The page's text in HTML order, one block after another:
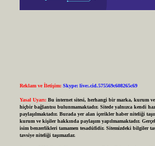
Reklam ve İletişim: Skype: live:.cid.575569c608265c69
Yasal Uyarı: Bu internet sitesi, herhangi bir marka, kurum
hiçbir bağlantısı bulunmamaktadır. Sitede yalnızca kendi
paylaşılmaktadır. Burada yer alan içerikler haber niteliği
kurum ve kişiler hakkında paylaşım yapılmamaktadır.
isim benzerlikleri tamamen tesadüfidir. Sitemizdeki bilgiler
tavsiye niteliği taşımazlar.